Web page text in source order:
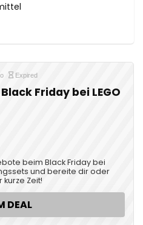
Expired
Black Friday bei LEGO
beim Black Friday bei
und bereite dir oder
Zeit!
DEAL